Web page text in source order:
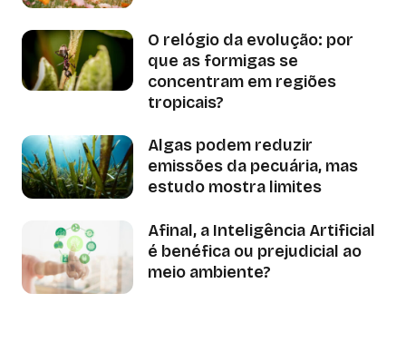
O relógio da evolução: por
que as formigas se
concentram em regiões
tropicais?
Algas podem reduzir
emissões da pecuária, mas
estudo mostra limites
Afinal, a Inteligência Artificial
é benéfica ou prejudicial ao
meio ambiente?